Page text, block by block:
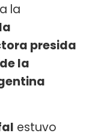
la
la
presida
la
estuvo